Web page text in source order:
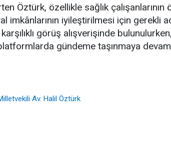
Öztürk, özellikle sağlık çalışanlarının
imkânlarının iyileştirilmesi için gerekli
görüş alışverişinde bulunulurken,
gündeme taşınmaya
Av. Halil Öztürk